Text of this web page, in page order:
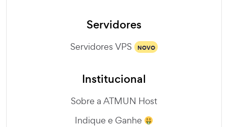
Servidores
Servidores VPS NOVO
Institucional
Sobre a ATMUN Host
Indique e Ganhe